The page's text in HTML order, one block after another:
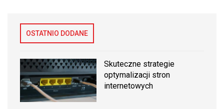
OSTATNIO DODANE
Skuteczne strategie
optymalizacji stron
internetowych